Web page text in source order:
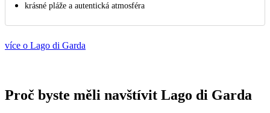
krásné pláže a autentická atmosféra
více o Lago di Garda
Proč byste měli navštívit Lago di Garda